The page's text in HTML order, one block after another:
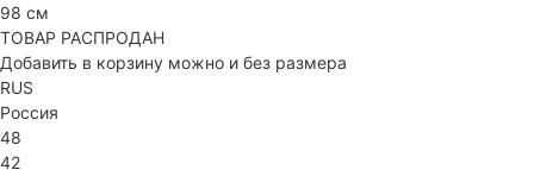
98 см
ТОВАР РАСПРОДАН
Добавить в корзину можно и без размера
RUS
Россия
48
42